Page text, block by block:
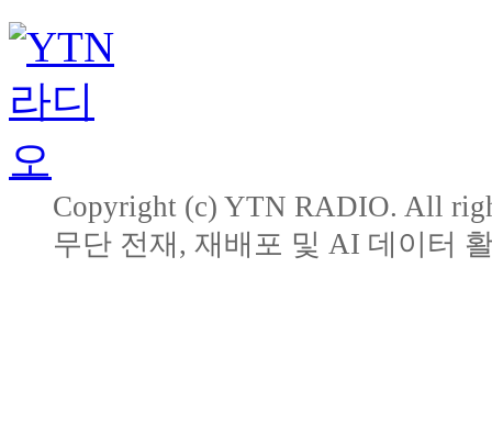
Copyright (c) YTN RADIO. All
무단 전재, 재배포 및 AI 데이터